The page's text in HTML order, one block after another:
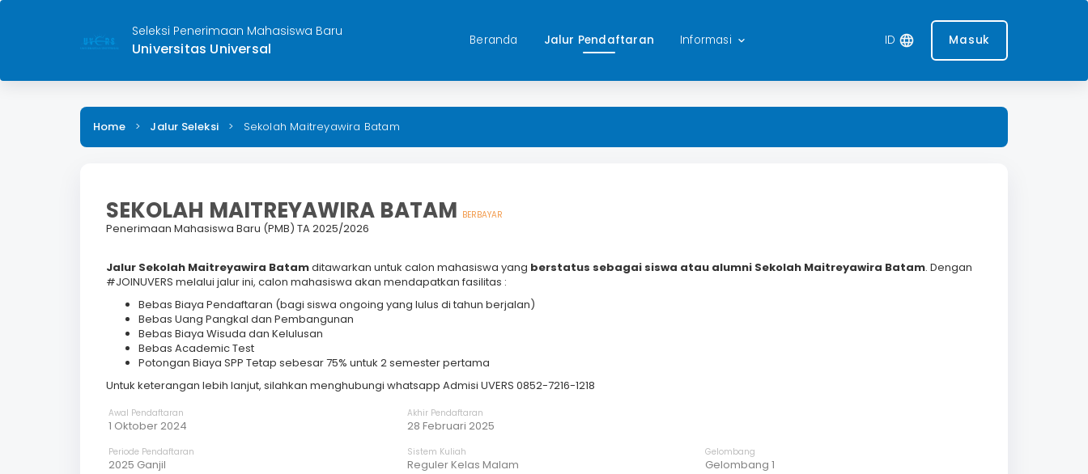
Seleksi Penerimaan Mahasiswa Baru
Universitas Universal Beranda Jalur Pendaftaran Informasi keyboard_arrow_down ID language Masuk
Home > Jalur Seleksi > Sekolah Maitreyawira Batam
SEKOLAH MAITREYAWIRA BATAM BERBAYAR
Penerimaan Mahasiswa Baru (PMB) TA 2025/2026
Jalur Sekolah Maitreyawira Batamditawarkan untuk calon mahasiswa yang berstatus sebagai siswa atau alumni Sekolah Maitreyawira Batam. Dengan
#JOINUVERS melalui jalur ini, calon mahasiswa akan mendapatkan fasilitas :
Bebas Biaya Pendaftaran (bagi siswa ongoing yang lulus di tahun berjalan)
Bebas Uang Pangkal dan Pembangunan
Bebas Biaya Wisuda dan Kelulusan
Bebas Academic Test
Potongan Biaya SPP Tetap sebesar 75% untuk 2 semester pertama
Untuk keterangan lebih lanjut, silahkan menghubungi whatsapp Admisi UVERS 0852-7216-1218
Awal Pendaftaran
1 Oktober 2024
Akhir Pendaftaran
28 Februari 2025
Periode Pendaftaran
2025 Ganjil
Sistem Kuliah
Reguler Kelas Malam
Gelombang
Gelombang 1